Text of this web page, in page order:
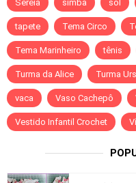
Sereia simba sol
tapete Tema Circo
Tema Marinheiro tênis
Turma da Alice Turma
vaca Vaso Cachepô
Vestido Infantil Crochet